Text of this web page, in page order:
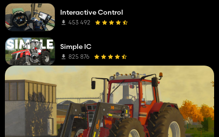
Interactive Control
453 492
Simple IC
825 876